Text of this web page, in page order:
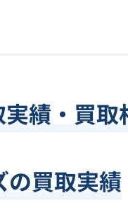
績・買
の買取実績